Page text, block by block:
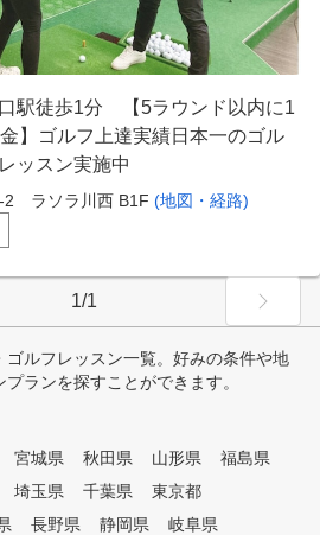
駅徒歩1分 【5ラウンド以内に1
】ゴルフ上達実績日本一のゴル
ッスン実施中
2 ラソラ川西 B1F (地図・経路)
1/1
ルフレッスン一覧。好みの条件や地
ランを探すことができます。
宮城県 秋田県 山形県
福島県
埼玉県 千葉県
東京都
長野県 静岡県
岐阜県